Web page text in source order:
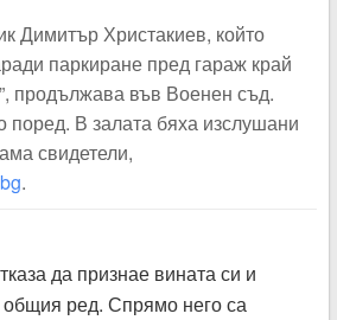
Димитър Христакиев, който
паркиране пред гараж край
продължава във Военен съд.
поред. В залата бяха изслушани
свидетели,
.
да признае вината си и
общия ред. Спрямо него са